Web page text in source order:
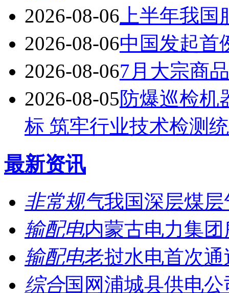
2026-08-06 上半年我
2026-08-06中国发起首
2026-08-067月大宗商
2026-08-05防爆巡检机
标 筑牢行业技术检测
最新资讯
非常规气我国深层煤
输配电内蒙古电力集
输配电老挝水电首次
综合国网浦城县供电